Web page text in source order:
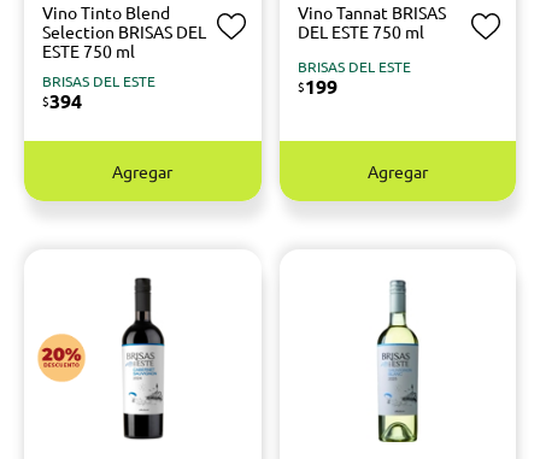
Vino Tinto Blend
Selection BRISAS DEL
ESTE 750 ml
BRISAS DEL ESTE
$394
Agregar
Vino Tannat BRISAS
DEL ESTE 750 ml
BRISAS DEL ESTE
$199
Agregar